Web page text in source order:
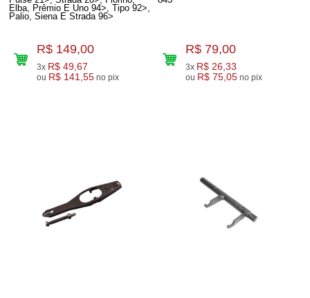
Elba, Prêmio E Uno 94>, Tipo 92>,
Palio, Siena E Strada 96>
R$ 149,00
3x R$ 49,67
ou R$ 141,55 no pix
R$ 79,00
3x R$ 26,33
ou R$ 75,05 no pix